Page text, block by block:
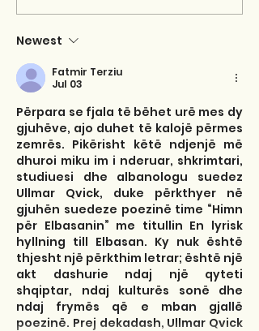
Newest
Fatmir Terziu
Jul 03
Përpara se fjala të bëhet urë mes dy
gjuhëve, ajo duhet të kalojë përmes
zemrës. Pikërisht këtë ndjenjë më
dhuroi miku im i nderuar, shkrimtari,
studiuesi dhe albanologu suedez
Ullmar Qvick, duke përkthyer në
gjuhën suedeze poezinë time “Himn
për Elbasanin” me titullin En lyrisk
hyllning till Elbasan. Ky nuk është
thjesht një përkthim letrar; është një
akt dashurie ndaj një qyteti
shqiptar, ndaj kulturës sonë dhe
ndaj frymës që e mban gjallë
poezinë. Prej dekadash, Ullmar Qvick